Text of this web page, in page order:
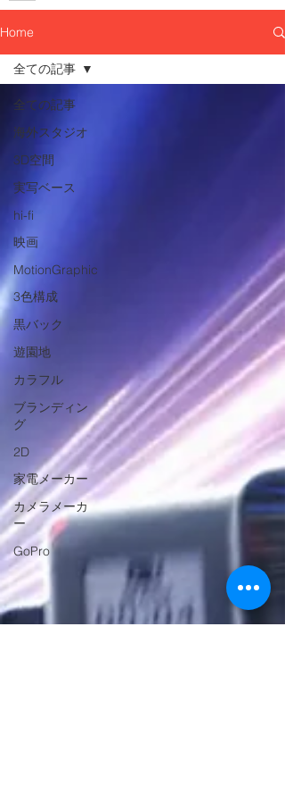
Home
全ての記事
海外スタジオ
3D空間
実写ベース
hi-fi
映画
MotionGraphic
3色構成
黒バック
遊園地
カラフル
ブランディン
グ
2D
家電メーカー
カメラメーカ
ー
GoPro
全ての記事